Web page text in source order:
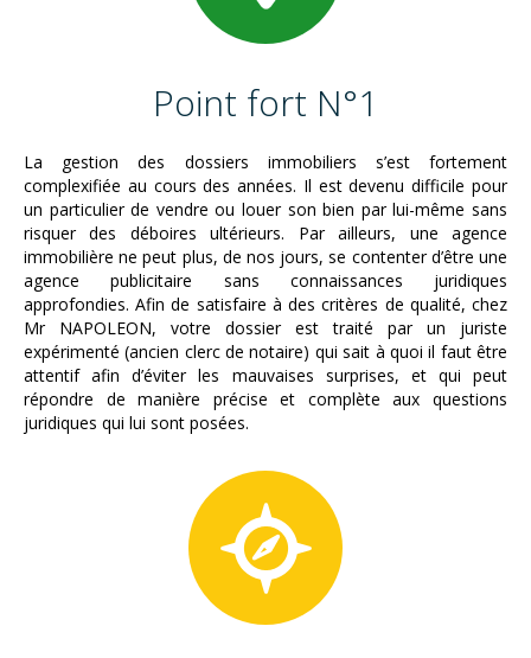
Point fort N°1
La gestion des dossiers immobiliers s’est fortement
complexifiée au cours des années. Il est devenu difficile pour
un particulier de vendre ou louer son bien par lui-même sans
risquer des déboires ultérieurs. Par ailleurs, une agence
immobilière ne peut plus, de nos jours, se contenter d’être une
agence publicitaire sans connaissances juridiques
approfondies. Afin de satisfaire à des critères de qualité, chez
Mr NAPOLEON, votre dossier est traité par un juriste
expérimenté (ancien clerc de notaire) qui sait à quoi il faut être
attentif afin d’éviter les mauvaises surprises, et qui peut
répondre de manière précise et complète aux questions
juridiques qui lui sont posées.